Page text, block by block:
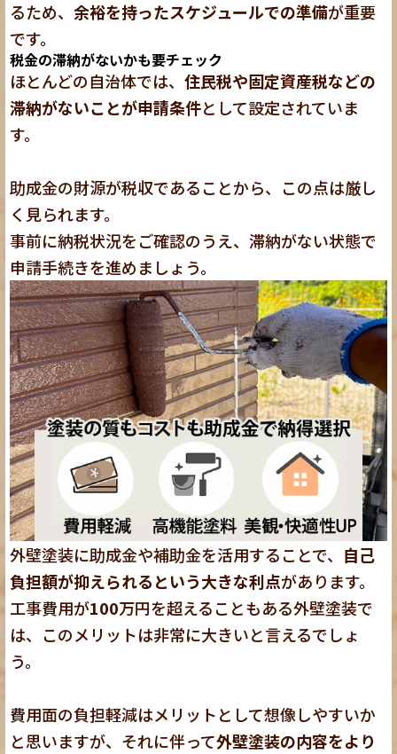
るため、余裕を持ったスケジュールでの準備が重要
です。
税金の滞納がないかも要チェック
ほとんどの自治体では、住民税や固定資産税などの
滞納がないことが申請条件として設定されていま
す。
助成金の財源が税収であることから、この点は厳し
く見られます。
事前に納税状況をご確認のうえ、滞納がない状態で
申請手続きを進めましょう。
外壁塗装に助成金や補助金を活用することで、 自己
負担額が抑えられるという大きな利点があります。
工事費用が100万円を超えることもある外壁塗装で
は、このメリットは非常に大きいと言えるでしょ
う。
費用面の負担軽減はメリットとして想像しやすいか
と思いますが、それに伴って外壁塗装の内容をより